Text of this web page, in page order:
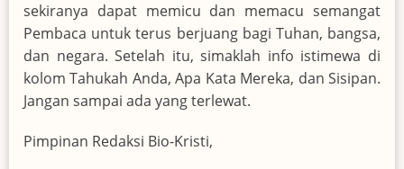
sekiranya dapat memicu dan memacu semangat
Pembaca untuk terus berjuang bagi Tuhan, bangsa,
dan negara. Setelah itu, simaklah info istimewa di
kolom Tahukah Anda, Apa Kata Mereka, dan Sisipan.
Jangan sampai ada yang terlewat.
Pimpinan Redaksi Bio-Kristi,